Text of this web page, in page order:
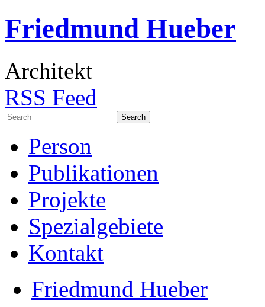
Friedmund Hueber
Architekt
RSS Feed
Search
for:
Person
Publikationen
Projekte
Spezialgebiete
Kontakt
Friedmund Hueber